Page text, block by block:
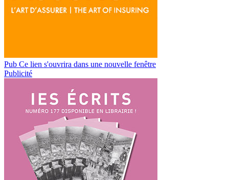
Pub Ce lien s'ouvrira dans une nouvelle fenêtre
Publicité